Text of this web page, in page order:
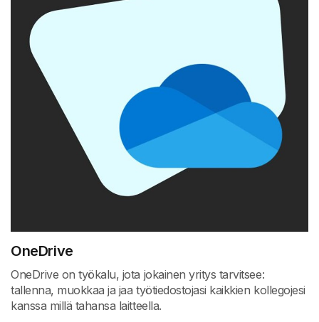
OneDrive
OneDrive on työkalu, jota jokainen yritys tarvitsee:
tallenna, muokkaa ja jaa työtiedostojasi kaikkien kollegojesi
kanssa millä tahansa laitteella.